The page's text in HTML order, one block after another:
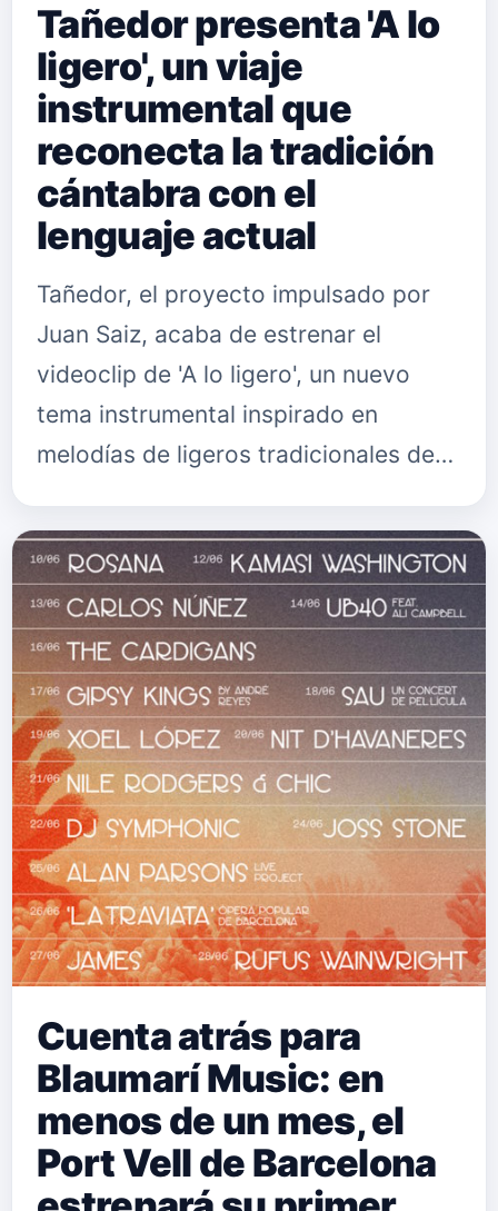
Tañedor presenta 'A lo
ligero', un viaje
instrumental que
reconecta la tradición
cántabra con el
lenguaje actual
Tañedor, el proyecto impulsado por
Juan Saiz, acaba de estrenar el
videoclip de 'A lo ligero', un nuevo
tema instrumental inspirado en
melodías de ligeros tradicionales de
mirada personal. La pieza, que …
Cuenta atrás para
Blaumarí Music: en
menos de un mes, el
Port Vell de Barcelona